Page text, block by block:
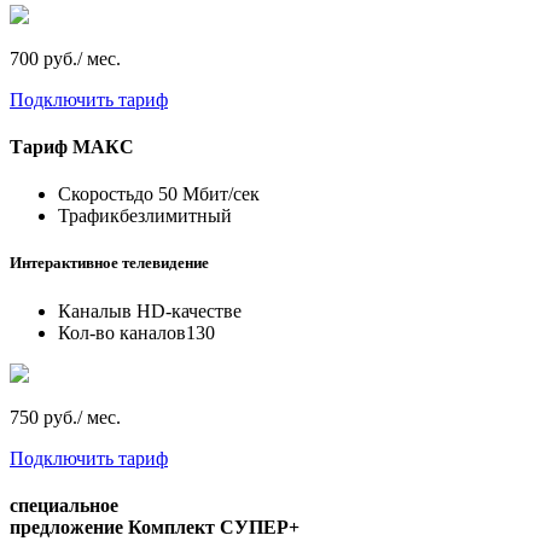
700 руб./ мес.
Подключить тариф
Тариф МАКС
Скоростьдо 50 Мбит/сек
Трафикбезлимитный
Интерактивное телевидение
Каналыв HD-качестве
Кол-во каналов130
750 руб./ мес.
Подключить тариф
специальное
предложение Комплект СУПЕР+